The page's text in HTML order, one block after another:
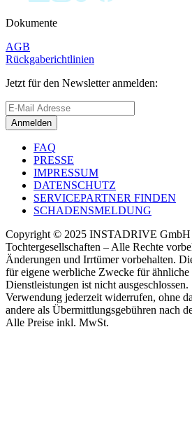
Dokumente
AGB
Rückgaberichtlinien
Jetzt für den Newsletter anmelden:
Anmelden
FAQ
PRESSE
IMPRESSUM
DATENSCHUTZ
SERVICEPARTNER FINDEN
SCHADENSMELDUNG
Copyright © 2025 INSTADRIVE GmbH
Tochtergesellschaften – Alle Rechte
Änderungen und Irrtümer vorbehalten.
für eigene werbliche Zwecke für ähnliche
Dienstleistungen ist nicht
Verwendung jederzeit widerrufen, ohne
andere als Übermittlungsgebühren nach
Alle Preise inkl. MwSt.